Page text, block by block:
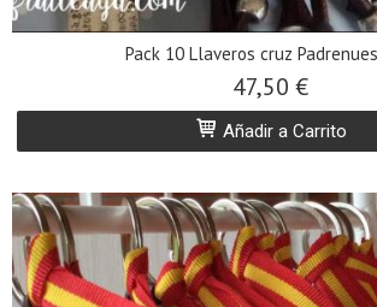
Pack 10 Llaveros cruz
47,50 €
Añadir a Carrito